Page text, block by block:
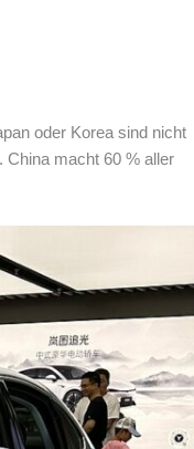
oder Korea sind nicht
China macht 60 % aller